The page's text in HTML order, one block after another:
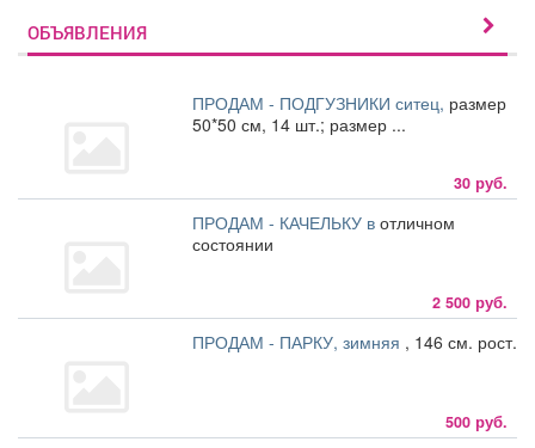
ОБЪЯВЛЕНИЯ
ПРОДАМ - ПОДГУЗНИКИ ситец, размер
50*50 см, 14 шт.; размер ...
30 руб.
ПРОДАМ - КАЧЕЛЬКУ в отличном
состоянии
2 500 руб.
ПРОДАМ - ПАРКУ, зимняя , 146 см. рост.
500 руб.